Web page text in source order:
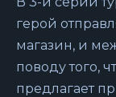
герой
магазин, и
поводу того,
предлагает